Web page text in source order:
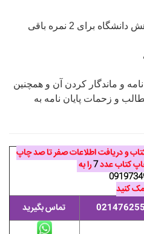
اخذ امتیاز و نمره از پژوهش دانشگاه برای 2 نمره باقی
نامه و ماندگار کردن آن و همچنین
و زحمات پایان نامه به
و دریافت اطلاعات صفر تا صد چاپ
کتاب عدد7را به
کنید
تماس بگیرید